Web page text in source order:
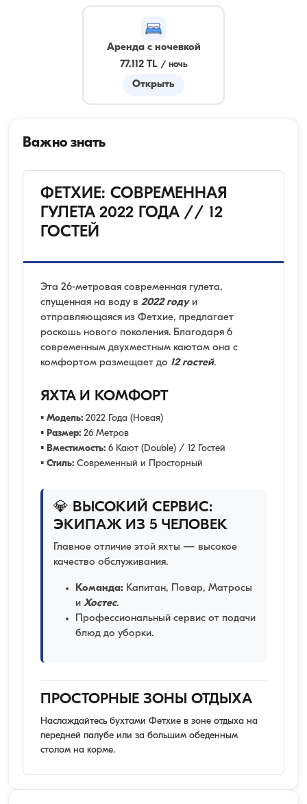
Аренда с ночевкой
77.112 TL/ ночь
Открыть
Важно знать
ФЕТХИЕ: СОВРЕМЕННАЯ
ГУЛЕТА 2022 ГОДА // 12
ГОСТЕЙ
Эта 26-метровая современная гулета,
спущенная на воду в 2022 годуи
отправляющаяся из Фетхие, предлагает
роскошь нового поколения. Благодаря 6
современным двухместным каютам она с
комфортом размещает до 12 гостей.
ЯХТА И КОМФОРТ
▪ Модель: 2022 Года (Новая)
▪ Размер: 26 Метров
▪ Вместимость: 6 Кают (Double) / 12 Гостей
▪ Стиль: Современный и Просторный
💎 ВЫСОКИЙ СЕРВИС:
ЭКИПАЖ ИЗ 5 ЧЕЛОВЕК
Главное отличие этой яхты — высокое
качество обслуживания.
Команда: Капитан, Повар, Матросы
и Хостес.
Профессиональный сервис от подачи
блюд до уборки.
ПРОСТОРНЫЕ ЗОНЫ ОТДЫХА
Наслаждайтесь бухтами Фетхие в зоне отдыха на
передней палубе или за большим обеденным
столом на корме.